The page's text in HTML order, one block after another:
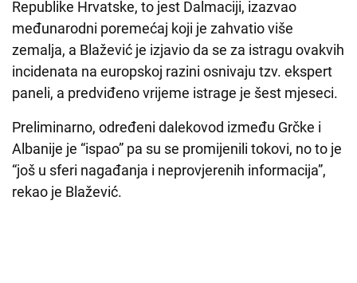
Republike Hrvatske, to jest Dalmaciji, izazvao
međunarodni poremećaj koji je zahvatio više
zemalja, a Blažević je izjavio da se za istragu ovakvih
incidenata na europskoj razini osnivaju tzv. ekspert
paneli, a predviđeno vrijeme istrage je šest mjeseci.
Preliminarno, određeni dalekovod između Grčke i
Albanije je “ispao” pa su se promijenili tokovi, no to je
“još u sferi nagađanja i neprovjerenih informacija”,
rekao je Blažević.